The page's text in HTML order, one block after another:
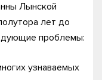
Лынской
лет до
проблемы:
узнаваемых